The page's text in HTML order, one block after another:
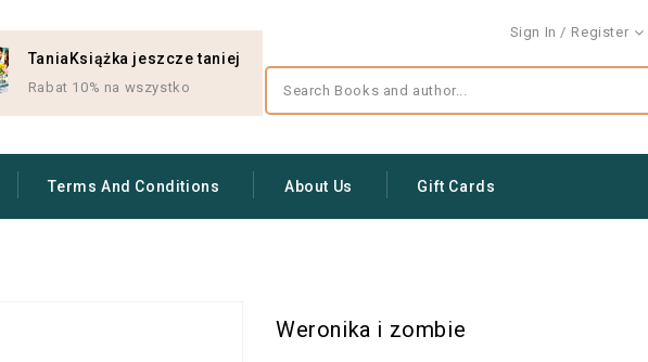
Sign In Register
TaniaKsiążka jeszcze taniej
Rabat 10% na wszystko
Terms And Conditions About Us Gift Cards
Weronika i zombie